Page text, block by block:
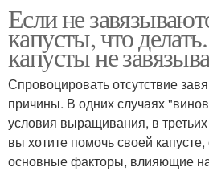
Если не
капусты, что
капусты не
Спровоцировать отсутствие
причины. В одних случаях
условия выращивания, в
вы хотите помочь своей
основные факторы, влияющие